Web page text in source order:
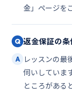
金」ページを
Q 返金保証の条
A レッスンの最
伺いしていま
ところがある